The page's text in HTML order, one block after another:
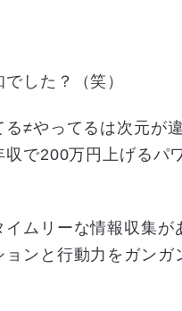
した？（笑）
る≠やってるは次元が
収で200万円上げるパ
イムリーな情報収集が
ョンと行動力をガンガ